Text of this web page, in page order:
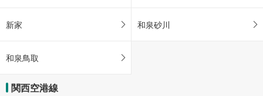
新家 和泉砂川
和泉鳥取
関西空港線